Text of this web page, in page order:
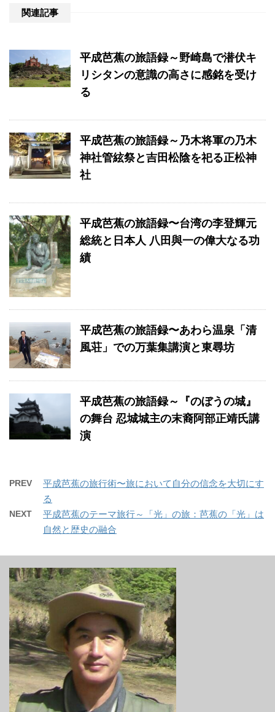
関連記事
平成芭蕉の旅語録～野崎島で潜伏キ
リシタンの意識の高さに感銘を受け
る
平成芭蕉の旅語録～乃木将軍の乃木
神社管絃祭と吉田松陰を祀る正松神
社
平成芭蕉の旅語録〜台湾の李登輝元
総統と日本人 八田與一の偉大なる功
績
平成芭蕉の旅語録〜あわら温泉「清
風荘」での万葉集講演と東尋坊
平成芭蕉の旅語録～『のぼうの城』
の舞台 忍城城主の末裔阿部正靖氏講
演
PREV
平成芭蕉の旅行術〜旅において自分の信念を大切にす
る
NEXT
平成芭蕉のテーマ旅行～「光」の旅：芭蕉の「光」は
自然と歴史の融合